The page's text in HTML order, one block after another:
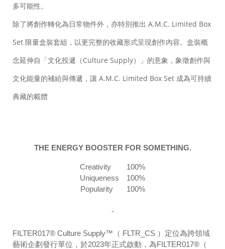
多可能性。
除了將創作轉化為日常物件外，亦特別推出 A.M.C. Limited Box
Set 限量盒裝套組，以更完整的收藏形式呈現創作內容。盒裝概
念延伸自「文化投遞（Culture Supply）」的意象，象徵創作與
文化能量的補給與傳遞，讓 A.M.C. Limited Box Set 成為可持續
典藏的載體
THE ENERGY BOOSTER FOR SOMETHING.
Creativity 100%
Uniqueness 100%
Popularity 100%
-
FILTER017® Culture Supply™（ FLTR_CS ）定位為跨領域
藝術企劃發行單位，於2023年正式啟動，為FILTER017®（